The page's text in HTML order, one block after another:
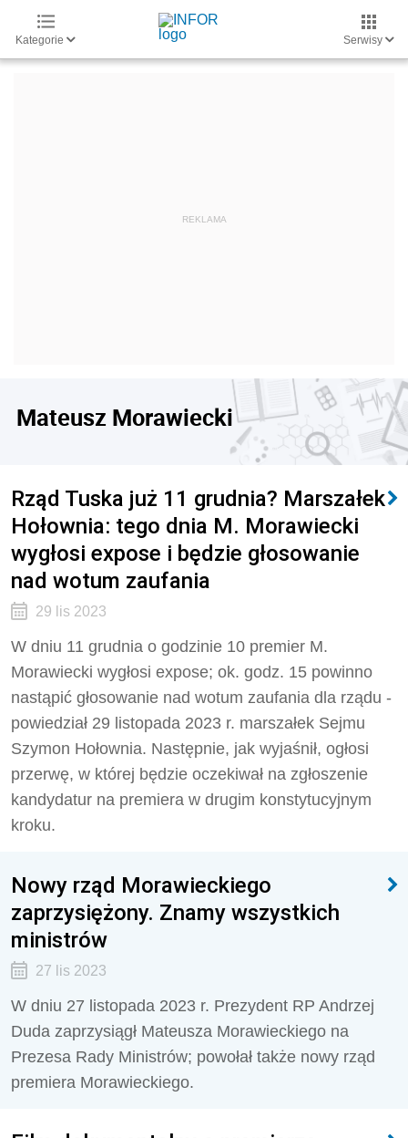
Kategorie Serwisy
Mateusz Morawiecki
Rząd Tuska już 11 grudnia? Marszałek
Hołownia: tego dnia M. Morawiecki
wygłosi expose i będzie głosowanie
nad wotum zaufania
29 lis 2023
W dniu 11 grudnia o godzinie 10 premier M.
Morawiecki wygłosi expose; ok. godz. 15 powinno
nastąpić głosowanie nad wotum zaufania dla rządu -
powiedział 29 listopada 2023 r. marszałek Sejmu
Szymon Hołownia. Następnie, jak wyjaśnił, ogłosi
przerwę, w której będzie oczekiwał na zgłoszenie
kandydatur na premiera w drugim konstytucyjnym
kroku.
Nowy rząd Morawieckiego
zaprzysiężony. Znamy wszystkich
ministrów
27 lis 2023
W dniu 27 listopada 2023 r. Prezydent RP Andrzej
Duda zaprzysiągł Mateusza Morawieckiego na
Prezesa Rady Ministrów; powołał także nowy rząd
premiera Morawieckiego.